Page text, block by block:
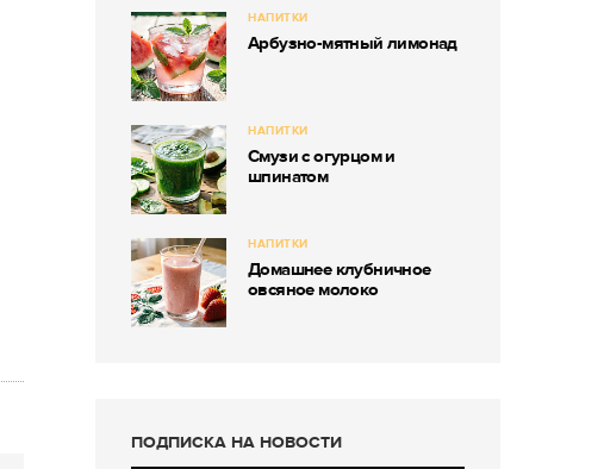
НАПИТКИ
Арбузно-мятный лимонад
НАПИТКИ
Смузи с огурцом и
шпинатом
НАПИТКИ
Домашнее клубничное
овсяное молоко
ПОДПИСКА НА НОВОСТИ